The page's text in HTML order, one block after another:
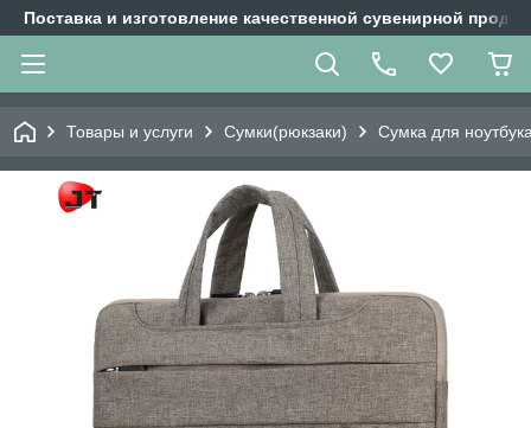
Поставка и изготовление качественной сувенирной
Товары и услуги Сумки(рюкзаки) Сумка для